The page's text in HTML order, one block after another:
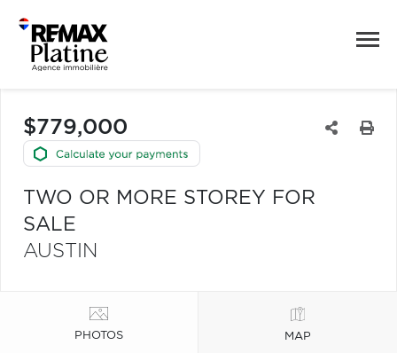
$779,000
TWO OR MORE STOREY FOR
SALE
AUSTIN
PHOTOS MAP